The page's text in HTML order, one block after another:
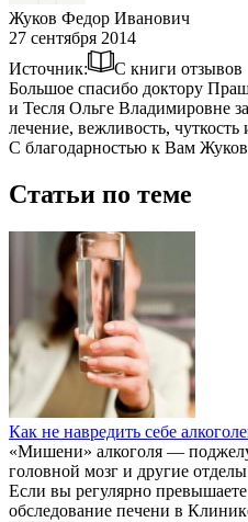
Жуков Федор Иванович
27 сентября 2014
Источник:
С книги отзывов
Большое спасибо доктору
и Тесля Ольге Владимировне
лечение, вежливость, чуткость
С благодарностью к Вам
Статьи по теме
Как не навредить себе
«Мишени» алкоголя —
головной мозг и другие
Если вы регулярно
обследование печени в